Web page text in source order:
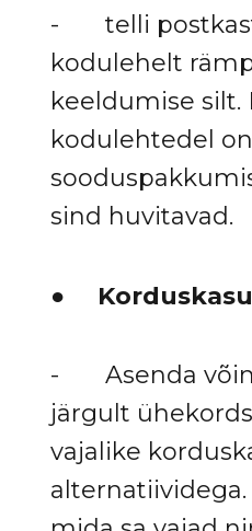
- telli
kodulehelt
keeldumise silt.
kodulehtedel
sind huvitavad.
●
- Asenda
järgult
vajalike
alternatiividega.